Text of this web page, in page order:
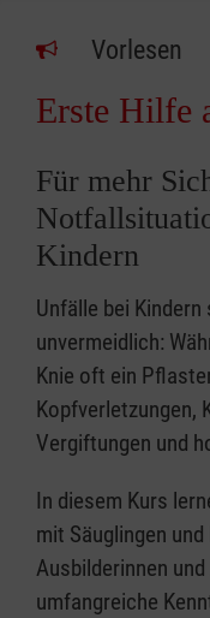
Vorlesen
Erste Hilfe
Für mehr
Kindern
Unfälle bei Kindern
unvermeidlich:
Knie oft ein
Kopfverletzungen,
Vergiftungen und
In diesem Kurs
mit Säuglingen
Ausbilderinnen
umfangreiche